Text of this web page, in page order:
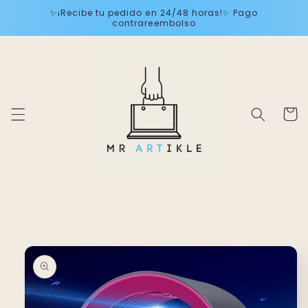
directamente✨¡Recibe tu pedido en 24/48 horas!✨ Pago
contrareembolso
Carrito
información
del producto